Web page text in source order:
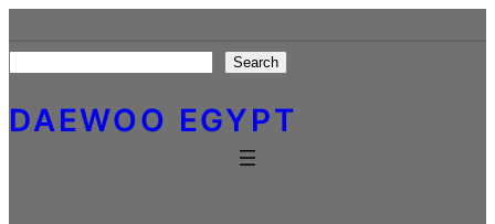
to
content
Search
DAEWOO EGYPT